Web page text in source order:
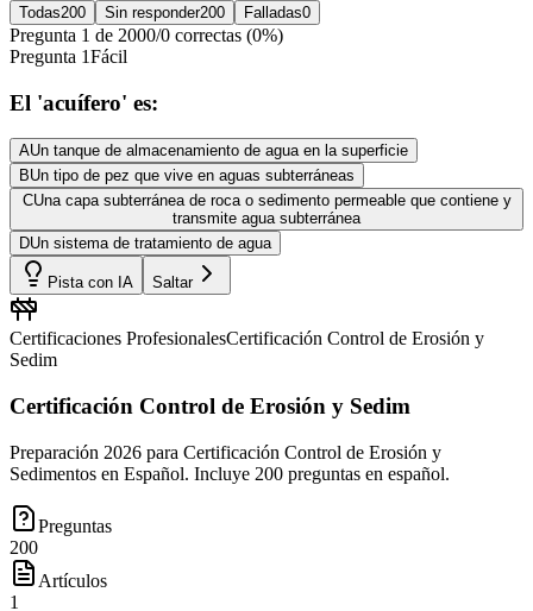
Todas200 Sin responder200 Falladas0
Pregunta 1 de 2000/0 correctas (0%)
Pregunta 1Fácil
El 'acuífero' es:
AUn tanque de almacenamiento de agua en la superficie
BUn tipo de pez que vive en aguas subterráneas
CUna capa subterránea de roca o sedimento permeable que contiene y
transmite agua subterránea
DUn sistema de tratamiento de agua
Pista con IA Saltar
Certificaciones ProfesionalesCertificación Control de Erosión y
Sedim
Certificación Control de Erosión y Sedim
Preparación 2026 para Certificación Control de Erosión y
Sedimentos en Español. Incluye 200 preguntas en español.
Preguntas
200
Artículos
1